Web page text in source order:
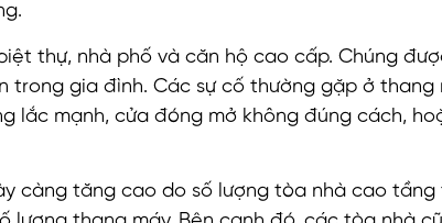
thự, nhà phố và căn hộ cao cấp. Chúng
trong gia đình. Các sự cố thường gặp ở thang
lắc mạnh, cửa đóng mở không đúng cách,
càng tăng cao do số lượng tòa nhà cao tầng